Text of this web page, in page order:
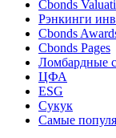
Best bid/ask
Cbonds
Cbonds
Cbonds
Рэнкинги
Cbonds Awards
Cbonds Pages
Ломбардные